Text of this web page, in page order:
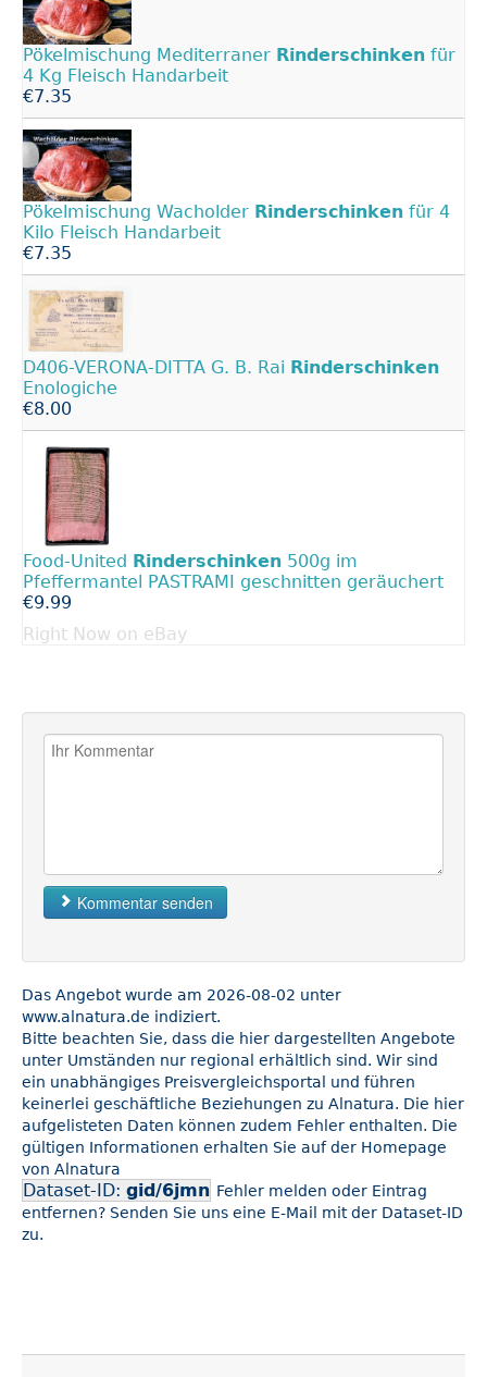
Pökelmischung Mediterraner Rinderschinken für
4 Kg Fleisch Handarbeit
€7.35
Pökelmischung Wacholder Rinderschinken für 4
Kilo Fleisch Handarbeit
€7.35
D406-VERONA-DITTA G. B. Rai Rinderschinken
Enologiche
€8.00
Food-United Rinderschinken 500g im
Pfeffermantel PASTRAMI geschnitten geräuchert
€9.99
Right Now on eBay
Kommentar senden
Das Angebot wurde am 2026-08-02 unter
www.alnatura.de indiziert.
Bitte beachten Sie, dass die hier dargestellten Angebote
unter Umständen nur regional erhältlich sind. Wir sind
ein unabhängiges Preisvergleichsportal und führen
keinerlei geschäftliche Beziehungen zu Alnatura. Die hier
aufgelisteten Daten können zudem Fehler enthalten. Die
gültigen Informationen erhalten Sie auf der Homepage
von Alnatura
Dataset-ID: gid/6jmn Fehler melden oder Eintrag
entfernen? Senden Sie uns eine E-Mail mit der Dataset-ID
zu.